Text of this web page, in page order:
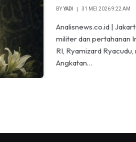
BYYADI 31 MEI 2026 9:22 AM
Analisnews.co.id |
militer dan pertahanan
RI, Ryamizard
Angkatan…